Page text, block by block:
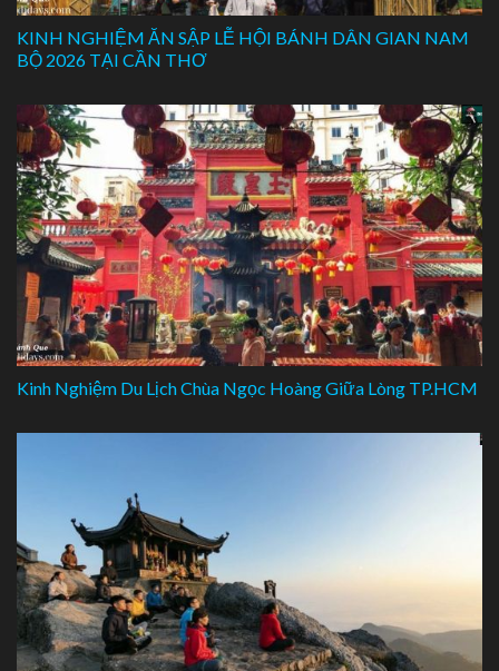
KINH NGHIỆM ĂN SẬP LỄ HỘI BÁNH DÂN GIAN NAM
BỘ 2026 TẠI CẦN THƠ
Kinh Nghiệm Du Lịch Chùa Ngọc Hoàng Giữa Lòng TP.HCM